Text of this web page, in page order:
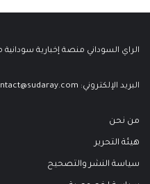
الراي السوداني منصة إخبارية سودانية
البريد الإلكتروني:
من نحن
هيئة التحرير
سياسة النشر والتصحيح